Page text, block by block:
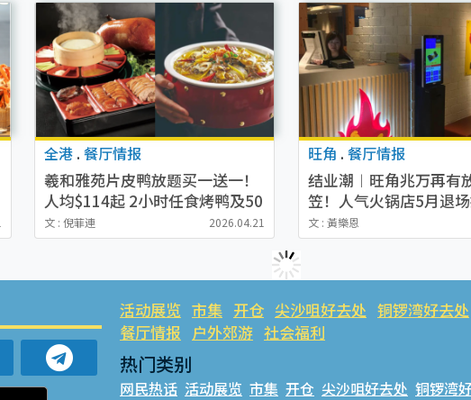
全港 .餐厅情报
羲和雅苑片皮鸭放题买一送一！
人均$114起 2小时任食烤鸭及50
款经典中菜！附独家优惠码
文 : 倪菲連 2026.04.21
旺角 . 餐厅情报
结业潮︱旺角兆万再有
笠！人气火锅店5月退
1结业优惠！老板叹撑
到头发都白了
文 : 黃樂恩
活动展览 市集 开仓 尖沙咀好去处 铜锣湾好去处
餐厅情报 户外郊游 社会福利
热门类别
网民热话 活动展览 市集 开仓 尖沙咀好去处 铜锣湾